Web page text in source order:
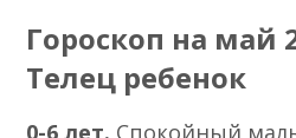
Гороскоп на май
Телец ребенок
0-6 лет. Спокойный